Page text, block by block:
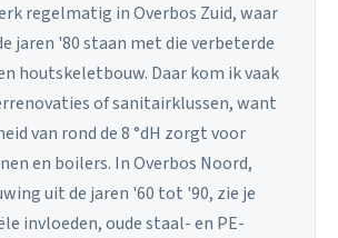
regelmatig in Overbos Zuid, waar
jaren '80 staan met die verbeterde
houtskeletbouw. Daar kom ik vaak
of sanitairklussen, want
van rond de 8 °dH zorgt voor
en boilers. In Overbos Noord,
uit de jaren '60 tot '90, zie je
invloeden, oude staal- en PE-